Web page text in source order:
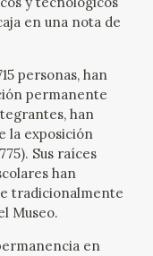
en una nota de
personas, han
permanente
han
la exposición
Sus raíces
han
tradicionalmente
Museo.
en